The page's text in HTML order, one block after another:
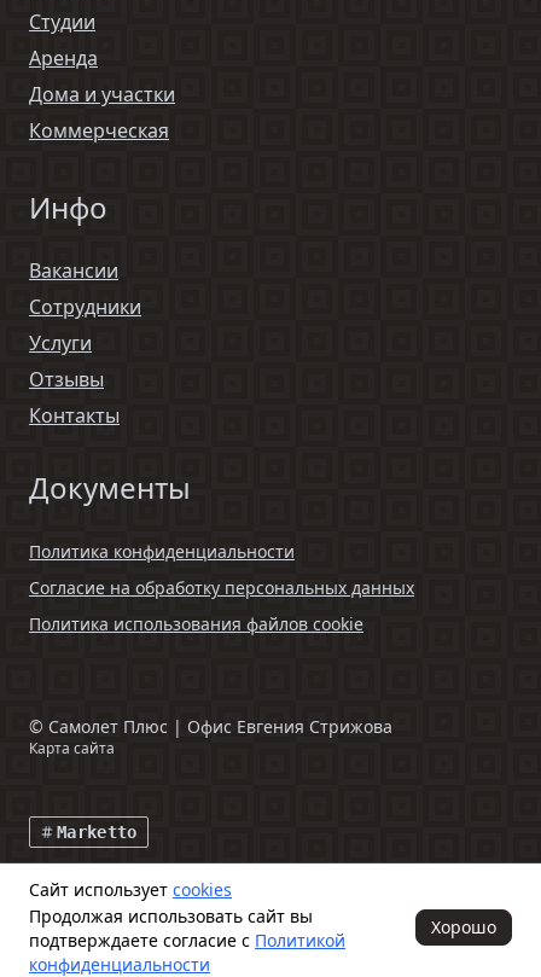
Студии
Аренда
Дома и участки
Коммерческая
Инфо
Вакансии
Сотрудники
Услуги
Отзывы
Контакты
Документы
Политика конфиденциальности
Согласие на обработку персональных данных
Политика использования файлов cookie
© Самолет Плюс | Офис Евгения Стрижова
Карта сайта
Marketto
Данный интернет-сайт и информация, размещенная на нем,
включая фото- и видеоматериалы, носят исключительно
информационный характер и ни при каких условиях не является
публичной офертой, определяемой положениями ч. 2 ст. 437
Сайт использует cookies
Продолжая использовать сайт вы
подтверждаете согласие с Политикой
конфиденциальности
Хорошо